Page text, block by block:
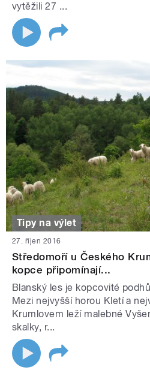
vytěžili 27 ...
Tipy na výlet
27. říjen 2016
Středomoří u Českého
kopce připomínají...
Blanský les je kopcovité
Mezi nejvyšší horou Kletí a
Krumlovem leží malebné
skalky, r...